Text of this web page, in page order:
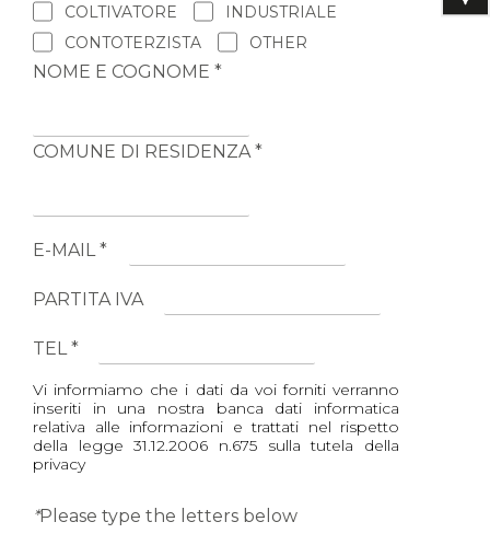
COLTIVATORE
INDUSTRIALE
CONTOTERZISTA
OTHER
NOME E COGNOME *
COMUNE DI RESIDENZA *
E-MAIL *
PARTITA IVA
TEL *
Vi informiamo che i dati da voi forniti verranno
inseriti in una nostra banca dati informatica
relativa alle informazioni e trattati nel rispetto
della legge 31.12.2006 n.675 sulla tutela della
privacy
*Please type the letters below